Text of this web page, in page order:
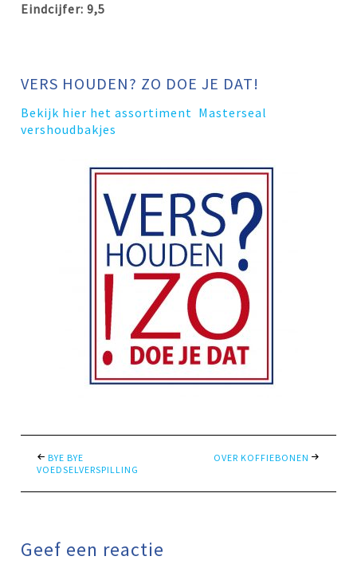
Eindcijfer: 9,5
VERS HOUDEN? ZO DOE JE DAT!
Bekijk hier het assortiment Masterseal
vershoudbakjes
BYE BYE
VOEDSELVERSPILLING
OVER KOFFIEBONEN
Geef een reactie